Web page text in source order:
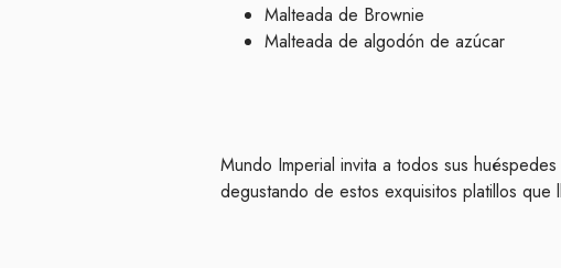
Malteada de Brownie
Malteada de algodón de azúcar
Mundo Imperial invita a todos sus
degustando de estos exquisitos platillos que